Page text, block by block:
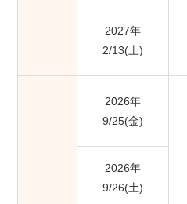
2027年
2/13(土)
2026年
9/25(金)
2026年
9/26(土)